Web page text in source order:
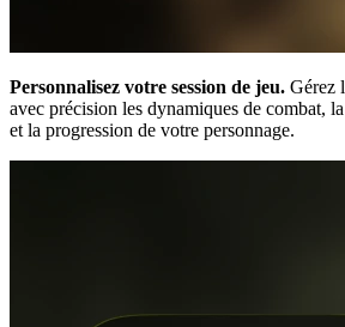
Personnalisez votre session de jeu. Gérez
avec précision les dynamiques de combat,
et la progression de votre personnage.